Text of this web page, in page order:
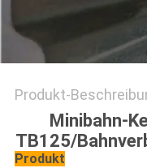
Produkt-
Minibahn-
TB125/
Produkt